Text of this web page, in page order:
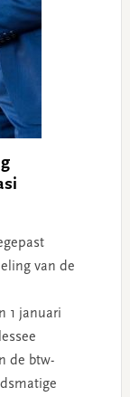
van de
1 januari
de btw-